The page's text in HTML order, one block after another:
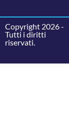
Copyright 2026 -
Tutti i diritti
riservati.